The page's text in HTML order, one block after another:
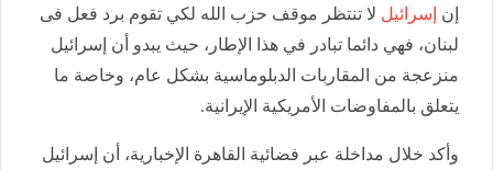
إن إسرائيل لا تنتظر موقف حزب الله لكي تقوم برد فعل فى
لبنان، فهي دائما تبادر في هذا الإطار، حيث يبدو أن إسرائيل
منزعجة من المقاربات الدبلوماسية بشكل عام، وخاصة ما
يتعلق بالمفاوضات الأمريكية الإيرانية.
وأكد خلال مداخلة عبر فضائية القاهرة الإخبارية، أن إسرائيل